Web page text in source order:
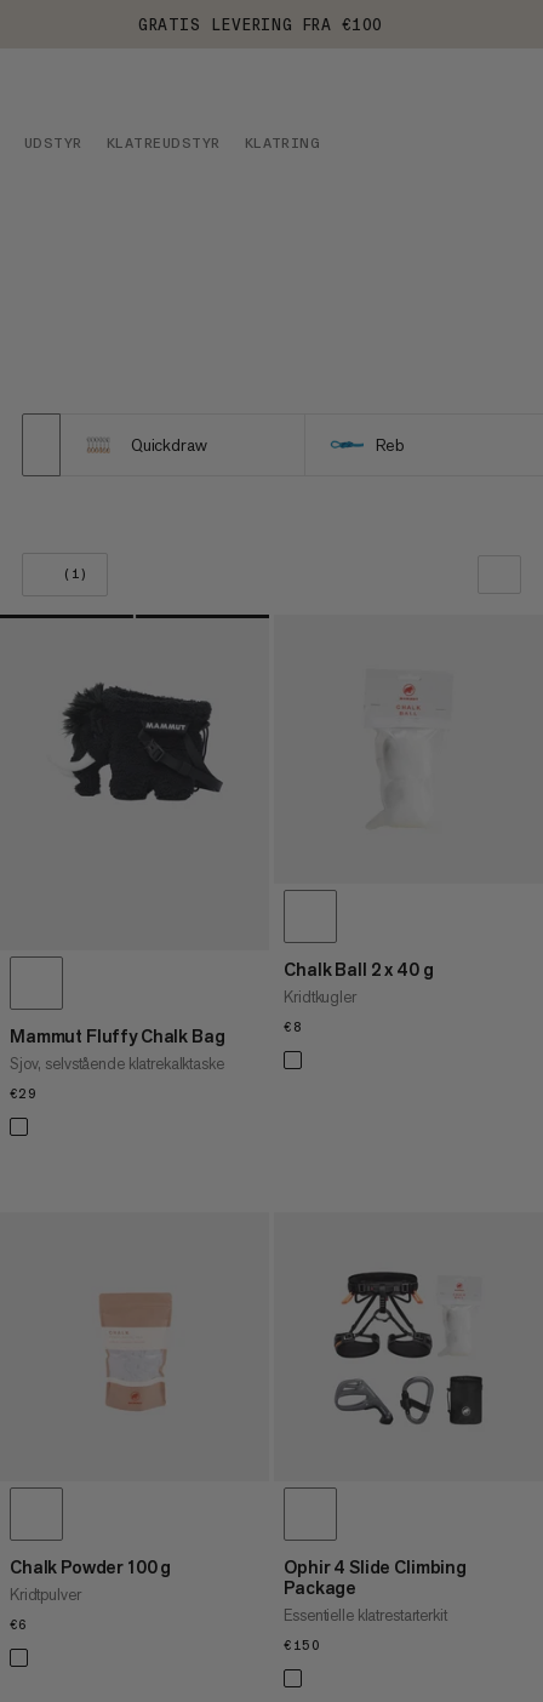
GRATIS LEVERING FRA €100
UDSTYR KLATREUDSTYR KLATRING
Quickdraw Reb
(1)
Mammut Fluffy Chalk Bag
Sjov, selvstående klatrekalktaske
€29
Chalk Ball 2 x 40 g
Kridtkugler
€8
Chalk Powder 100 g
Kridtpulver
€6
Ophir 4 Slide Climbing
Package
Essentielle klatrestarterkit
€150